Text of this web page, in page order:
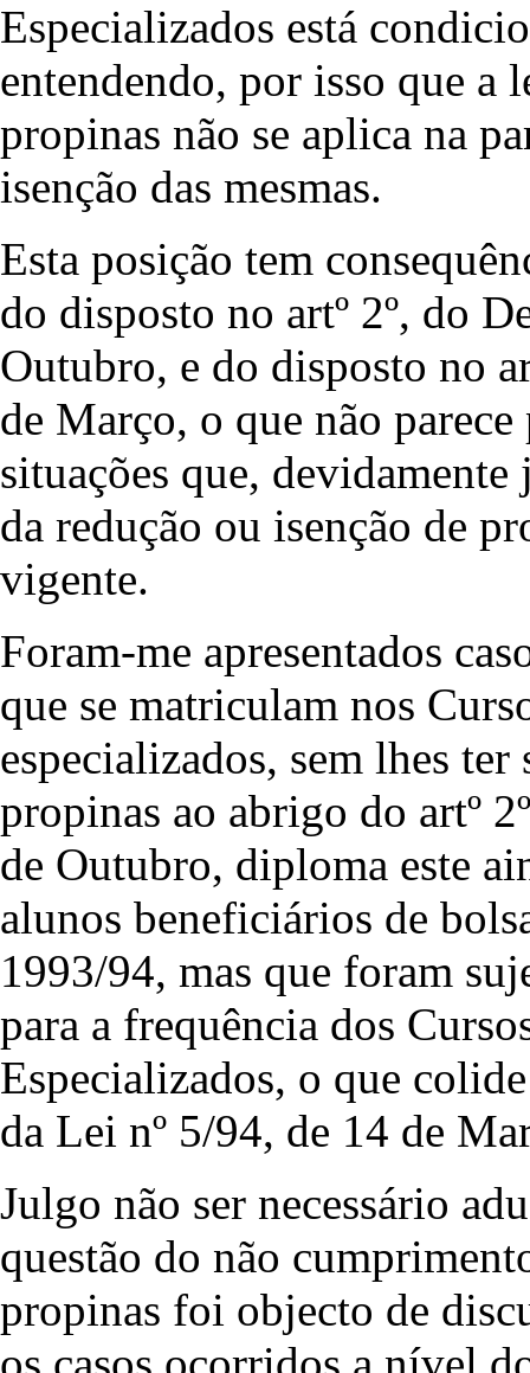
Especializados está
entendendo, por isso que a
propinas não se aplica na
isenção das mesmas.
Esta posição tem
do disposto no artº 2º, do
Outubro, e do disposto no
de Março, o que não
situações que,
da redução ou isenção de
vigente.
Foram-me apresentados
que se matriculam nos
especializados, sem lhes
propinas ao abrigo do artº
de Outubro, diploma este
alunos beneficiários de
1993/94, mas que foram
para a frequência dos
Especializados, o que
da Lei nº 5/94, de 14 de
Julgo não ser necessário
questão do não
propinas foi objecto de